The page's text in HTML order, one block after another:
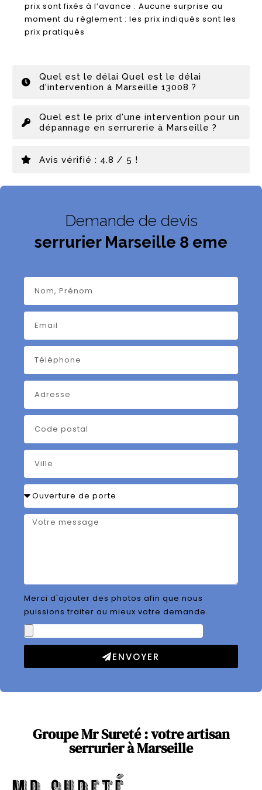
prix sont fixés à l’avance : Aucune surprise au
moment du règlement : les prix indiqués sont les
prix pratiqués
Quel est le délai Quel est le délai
d'intervention à Marseille 13008 ?
Quel est le prix d'une intervention pour un
dépannage en serrurerie à Marseille ?
Avis vérifié : 4.8 / 5 !
Demande de devis
serrurier Marseille 8 eme
Merci d'ajouter des photos afin que nous
puissions traiter au mieux votre demande.
ENVOYER
Groupe Mr Sureté : votre artisan
serrurier à Marseille